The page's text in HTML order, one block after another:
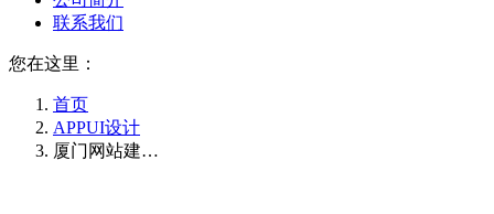
联系我们
您在这里：
首页
APPUI设计
厦门网站建…